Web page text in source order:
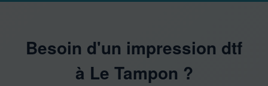
Besoin d'un impression dtf
à Le Tampon ?